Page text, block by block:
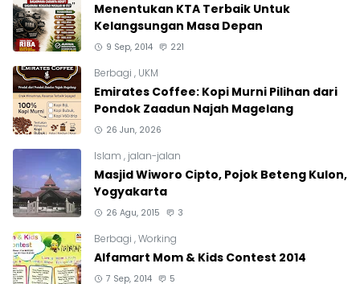
Menentukan KTA Terbaik Untuk
Kelangsungan Masa Depan
9 Sep, 2014 221
Berbagi , UKM
Emirates Coffee: Kopi Murni Pilihan dari
Pondok Zaadun Najah Magelang
26 Jun, 2026
Islam , jalan-jalan
Masjid Wiworo Cipto, Pojok Beteng Kulon,
Yogyakarta
26 Agu, 2015 3
Berbagi ,Working
Alfamart Mom & Kids Contest 2014
7 Sep, 2014 5